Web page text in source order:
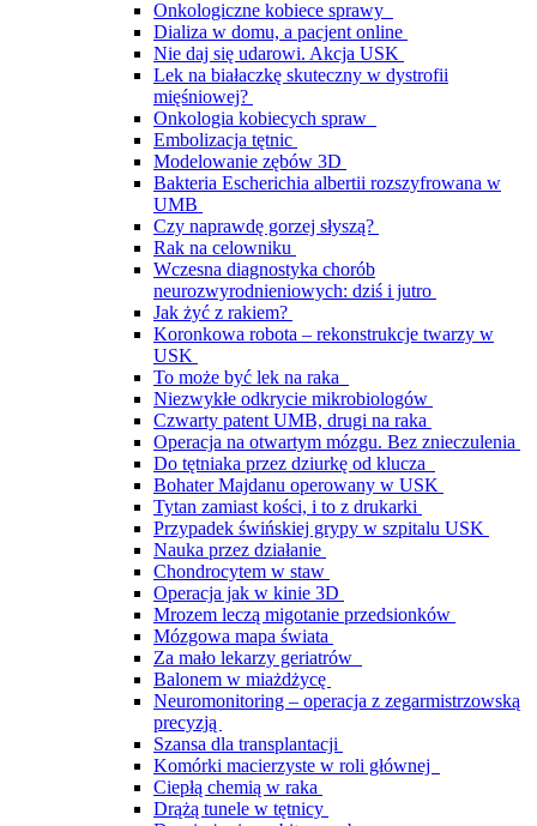
Onkologiczne kobiece sprawy
Dializa w domu, a pacjent online
Nie daj się udarowi. Akcja USK
Lek na białaczkę skuteczny w dystrofii
mięśniowej?
Onkologia kobiecych spraw
Embolizacja tętnic
Modelowanie zębów 3D
Bakteria Escherichia albertii rozszyfrowana w
UMB
Czy naprawdę gorzej słyszą?
Rak na celowniku
Wczesna diagnostyka chorób
neurozwyrodnieniowych: dziś i jutro
Jak żyć z rakiem?
Koronkowa robota – rekonstrukcje twarzy w
USK
To może być lek na raka
Niezwykłe odkrycie mikrobiologów
Czwarty patent UMB, drugi na raka
Operacja na otwartym mózgu. Bez znieczulenia
Do tętniaka przez dziurkę od klucza
Bohater Majdanu operowany w USK
Tytan zamiast kości, i to z drukarki
Przypadek świńskiej grypy w szpitalu USK
Nauka przez działanie
Chondrocytem w staw
Operacja jak w kinie 3D
Mrozem leczą migotanie przedsionków
Mózgowa mapa świata
Za mało lekarzy geriatrów
Balonem w miażdżycę
Neuromonitoring – operacja z zegarmistrzowską
precyzją
Szansa dla transplantacji
Komórki macierzyste w roli głównej
Ciepłą chemią w raka
Drążą tunele w tętnicy